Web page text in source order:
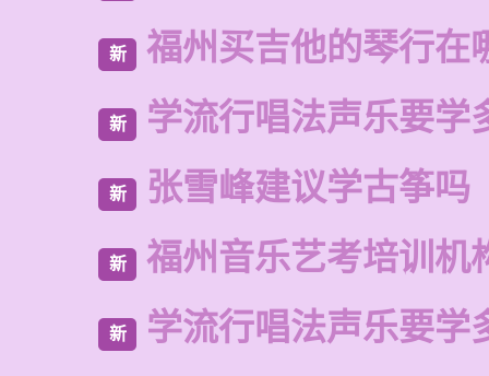
新 福州买吉他的琴行在
新 学流行唱法声乐要学
新 张雪峰建议学古筝吗
新 福州音乐艺考培训机
新 学流行唱法声乐要学